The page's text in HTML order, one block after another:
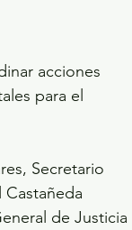
acciones
para el
Secretario
de Justicia